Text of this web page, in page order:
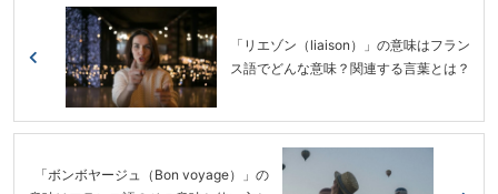
「リエゾン（liaison）」の意味はフラン
ス語でどんな意味？関連する言葉とは？
「ボンボヤージュ（Bon voyage）」の